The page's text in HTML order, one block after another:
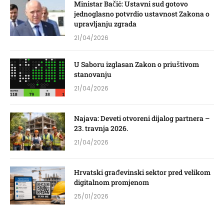
Ministar Bačić: Ustavni sud gotovo
jednoglasno potvrdio ustavnost Zakona o
upravljanju zgrada
21/04/2026
U Saboru izglasan Zakon o priuštivom
stanovanju
21/04/2026
Najava: Deveti otvoreni dijalog partnera –
23. travnja 2026.
21/04/2026
Hrvatski građevinski sektor pred velikom
digitalnom promjenom
25/01/2026